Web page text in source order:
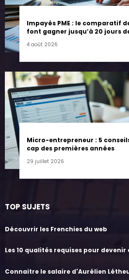
Impayés PME : le comparatif
font gagner jusqu’à 20 jours
4 août 2026
Micro-entrepreneur : 5
cap des premières années
29 juillet 2026
TOP SUJETS
Découvrir les Frenchies du web
Les 10 qualités requises pour
Connaitre le salaire d'Aurélien